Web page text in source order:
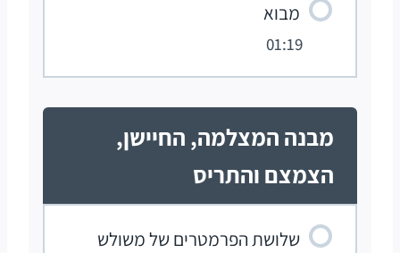
מבוא
01:19
מבנה המצלמה, החיישן,
הצמצם והתריס
שלושת הפרמטרים של משולש